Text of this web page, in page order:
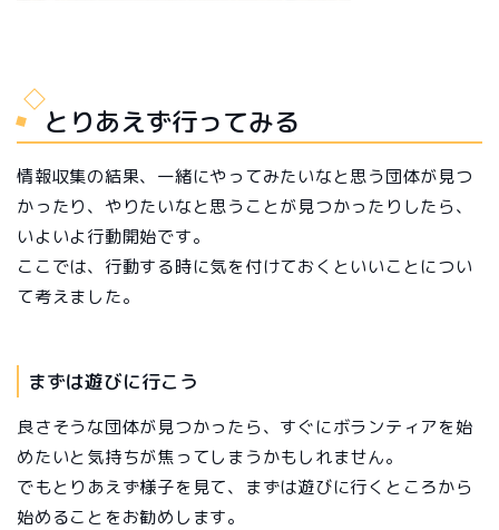
とりあえず行ってみる
情報収集の結果、一緒にやってみたいなと思う団体が見つ
かったり、やりたいなと思うことが見つかったりしたら、
いよいよ行動開始です。
ここでは、行動する時に気を付けておくといいことについ
て考えました。
まずは遊びに行こう
良さそうな団体が見つかったら、すぐにボランティアを始
めたいと気持ちが焦ってしまうかもしれません。
でもとりあえず様子を見て、まずは遊びに行くところから
始めることをお勧めします。